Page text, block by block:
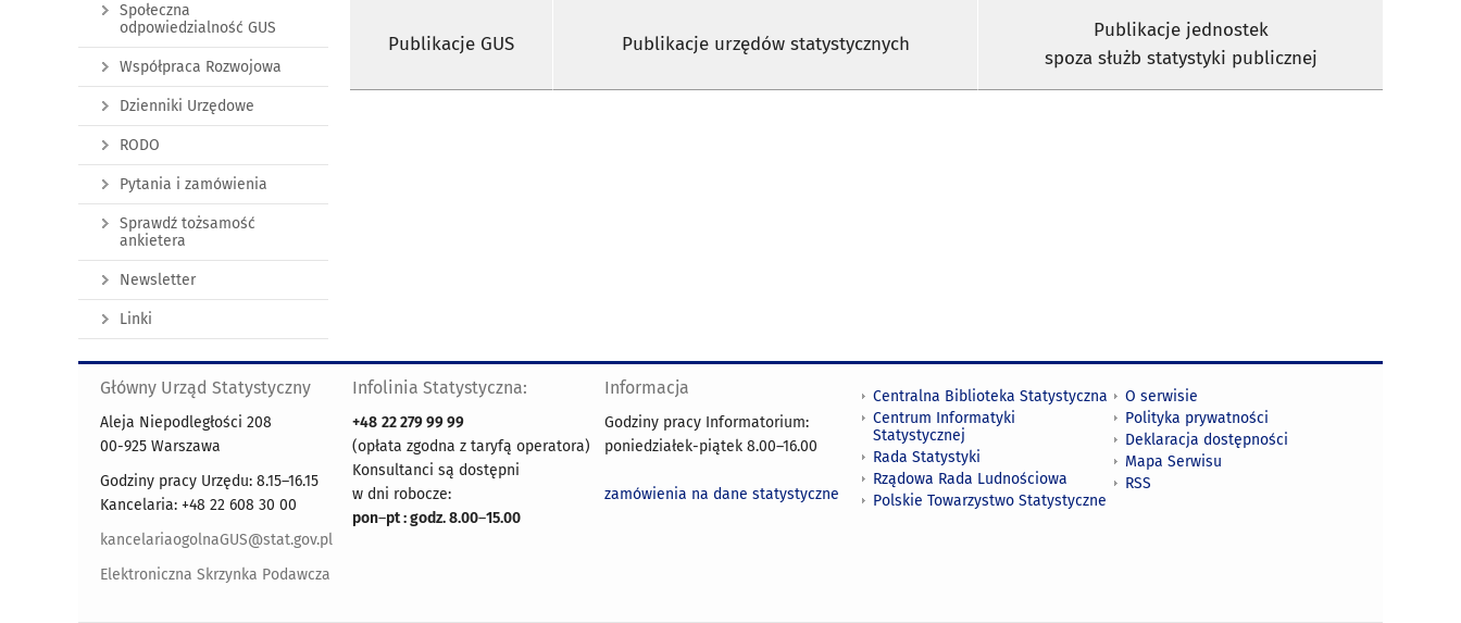
Publikacje GUS Publikacje urzędów statystycznych
Publikacje jednostek
spoza służb statystyki publicznej
Społeczna
odpowiedzialność GUS
Współpraca Rozwojowa
Dzienniki Urzędowe
RODO
Pytania i zamówienia
Sprawdź tożsamość
ankietera
Newsletter
Linki
Główny Urząd Statystyczny
Aleja Niepodległości 208
00-925 Warszawa
Godziny pracy Urzędu: 8.15–16.15
Kancelaria: +48 22 608 30 00
kancelariaogolnaGUS@stat.gov.pl
Elektroniczna Skrzynka Podawcza
Infolinia Statystyczna:
+48 22 279 99 99
(opłata zgodna z taryfą operatora)
Konsultanci są dostępni
w dni robocze:
pon–pt : godz. 8.00–15.00
Informacja
Godziny pracy Informatorium:
poniedziałek-piątek 8.00–16.00
zamówienia na dane statystyczne
Centralna Biblioteka Statystyczna
Centrum Informatyki
Statystycznej
Rada Statystyki
Rządowa Rada Ludnościowa
Polskie Towarzystwo Statystyczne
O serwisie
Polityka prywatności
Deklaracja dostępności
Mapa Serwisu
RSS